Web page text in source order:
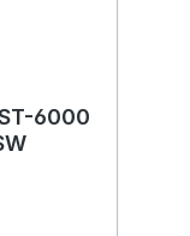
6000